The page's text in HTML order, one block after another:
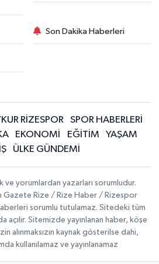
Son Dakika Haberleri
RİZESPOR
SPOR HABERLERİ
EKONOMİ EĞİTİM
YAŞAM
ÜLKE GÜNDEMİ
ve yorumlardan yazarları sorumludur.
Gazete Rize / Rize Haber / Rizespor
sorumlu tutulamaz. Sitedeki tüm
açılır. Sitemizde yayınlanan haber, köşe
alınmaksızın kaynak gösterilse dahi,
kullanılamaz ve yayınlanamaz